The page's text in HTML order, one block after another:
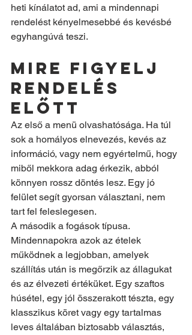
heti kínálatot ad, ami a mindennapi
rendelést kényelmesebbé és kevésbé
egyhangúvá teszi.
Mire figyelj
rendelés
előtt
Az első a menü olvashatósága. Ha túl
sok a homályos elnevezés, kevés az
információ, vagy nem egyértelmű, hogy
miből mekkora adag érkezik, abból
könnyen rossz döntés lesz. Egy jó
felület segít gyorsan választani, nem
tart fel feleslegesen.
A második a fogások típusa.
Mindennapokra azok az ételek
működnek a legjobban, amelyek
szállítás után is megőrzik az állagukat
és az élvezeti értéküket. Egy szaftos
húsétel, egy jól összerakott tészta, egy
klasszikus köret vagy egy tartalmas
leves általában biztosabb választás,